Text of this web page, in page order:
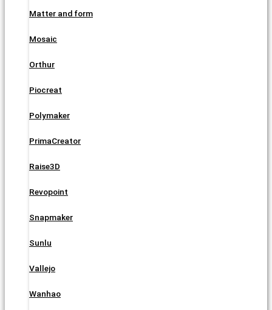
Matter and form
Mosaic
Orthur
Piocreat
Polymaker
PrimaCreator
Raise3D
Revopoint
Snapmaker
Sunlu
Vallejo
Wanhao